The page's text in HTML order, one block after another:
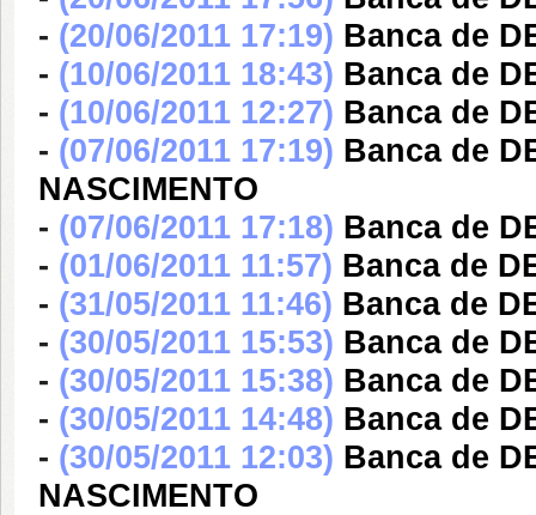
- (20/06/2011 17:19) Banca de
- (10/06/2011 18:43) Banca de
- (10/06/2011 12:27) Banca de
- (07/06/2011 17:19) Banca de
NASCIMENTO
- (07/06/2011 17:18) Banca de
- (01/06/2011 11:57) Banca de
- (31/05/2011 11:46) Banca de
- (30/05/2011 15:53) Banca de
- (30/05/2011 15:38) Banca de
- (30/05/2011 14:48) Banca de
- (30/05/2011 12:03) Banca de
NASCIMENTO